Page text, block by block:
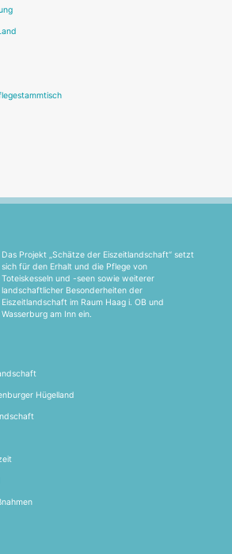
Das Projekt „Schätze der Eiszeitlandschaft“ setzt
sich für den Erhalt und die Pflege von
Toteiskesseln und -seen sowie weiterer
landschaftlicher Besonderheiten der
Eiszeitlandschaft im Raum Haag i. OB und
Wasserburg am Inn ein.
Hügelland